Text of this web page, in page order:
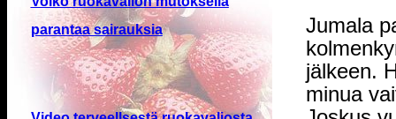
parantaa sairauksia
Jumala
jälkeen.
minua